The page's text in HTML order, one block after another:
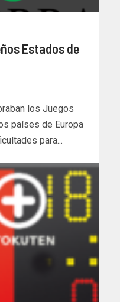
Estados de
los Juegos
países de Europa
para...